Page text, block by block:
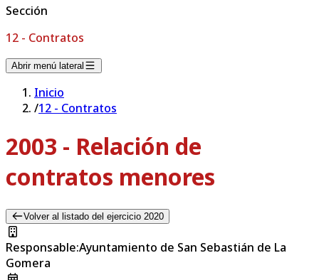
Sección
12 - Contratos
Abrir menú lateral
Inicio
/12 - Contratos
2003 - Relación de
contratos menores
Volver al listado del ejercicio 2020
Responsable:Ayuntamiento de San Sebastián de La
Gomera